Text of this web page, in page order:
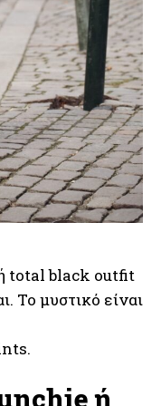
total black outfit
Το μυστικό είναι
ή